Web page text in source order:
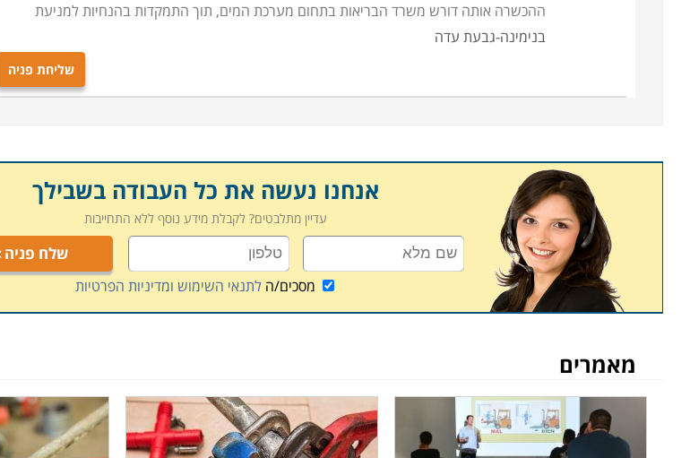
ההכשרה אותה דורש משרד הבריאות בתחום מערכת המים, תוך התמקדות בהנחיות למניעת
בנימינה-גבעת עדה
שליחת פניה
אנחנו נעשה את כל העבודה בשבילך
עדיין מתלבטים? לקבלת מידע נוסף ללא התחייבות
שלח פניה
מסכים/הלתנאי השימוש ומדיניות הפרטיות
מאמרים